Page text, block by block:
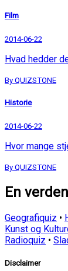
Film
2014-06-22
Hvad hedder
By QUIZSTONE
Historie
2014-06-22
Hvor mange
By QUIZSTONE
En
Geografiquiz •
Kunst og
Radioquiz •
Disclaimer